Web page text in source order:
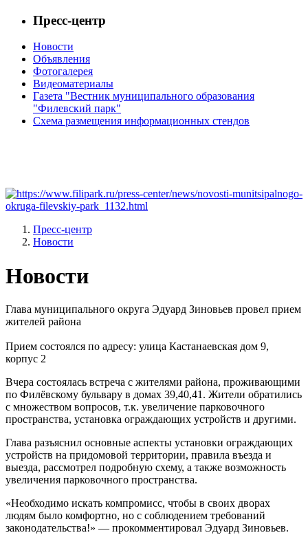
Пресс-центр
Новости
Объявления
Фотогалерея
Видеоматериалы
Газета "Вестник муниципального образования
"Филевский парк"
Схема размещения информационных стендов
Пресс-центр
Новости
Новости
Глава муниципального округа Эдуард Зиновьев провел прием
жителей района
Прием состоялся по адресу: улица Кастанаевская дом 9,
корпус 2
Вчера состоялась встреча с жителями района, проживающими
по Филёвскому бульвару в домах 39,40,41. Жители обратились
с множеством вопросов, т.к. увеличение парковочного
пространства, установка ограждающих устройств и другими.
Глава разъяснил основные аспекты установки ограждающих
устройств на придомовой территории, правила въезда и
выезда, рассмотрел подробную схему, а также возможность
увеличения парковочного пространства.
«Необходимо искать компромисс, чтобы в своих дворах
людям было комфортно, но с соблюдением требований
законодательства!» — прокомментировал Эдуард Зиновьев.